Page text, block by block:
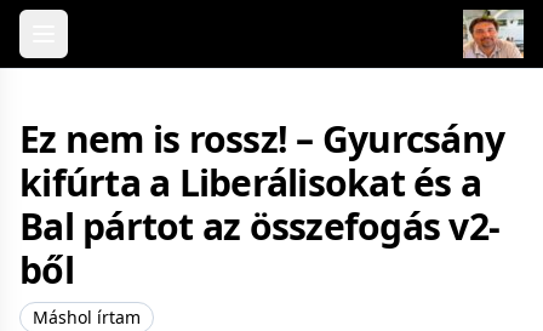
Skip to content
Ez nem is rossz! – Gyurcsány
kifúrta a Liberálisokat és a
Bal pártot az összefogás v2-
ből
Máshol írtam